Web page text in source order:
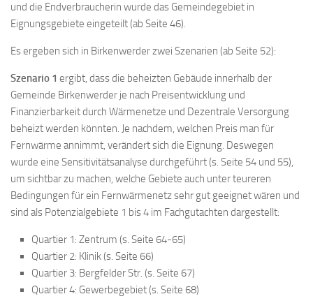
und die Endverbraucherin wurde das Gemeindegebiet in
Eignungsgebiete eingeteilt (ab Seite 46).
Es ergeben sich in Birkenwerder zwei Szenarien (ab Seite 52):
Szenario 1 ergibt, dass die beheizten Gebäude innerhalb der
Gemeinde Birkenwerder je nach Preisentwicklung und
Finanzierbarkeit durch Wärmenetze und Dezentrale Versorgung
beheizt werden könnten. Je nachdem, welchen Preis man für
Fernwärme annimmt, verändert sich die Eignung. Deswegen
wurde eine Sensitivitätsanalyse durchgeführt (s. Seite 54 und 55),
um sichtbar zu machen, welche Gebiete auch unter teureren
Bedingungen für ein Fernwärmenetz sehr gut geeignet wären und
sind als Potenzialgebiete 1 bis 4 im Fachgutachten dargestellt:
Quartier 1: Zentrum (s. Seite 64-65)
Quartier 2: Klinik (s. Seite 66)
Quartier 3: Bergfelder Str. (s. Seite 67)
Quartier 4: Gewerbegebiet (s. Seite 68)